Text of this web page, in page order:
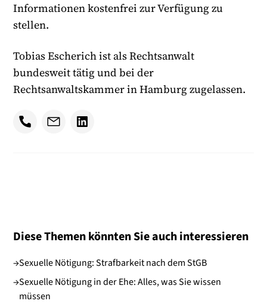
Informationen kostenfrei zur Verfügung zu
stellen.
Tobias Escherich ist als Rechtsanwalt
bundesweit tätig und bei der
Rechtsanwaltskammer in Hamburg zugelassen.
Diese Themen könnten Sie auch interessieren
→Sexuelle Nötigung: Strafbarkeit nach dem StGB
→Sexuelle Nötigung in der Ehe: Alles, was Sie wissen
müssen